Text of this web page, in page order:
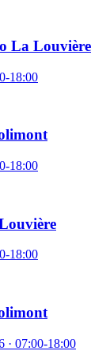
La Louvière
18:00
18:00
18:00
· 07:00-18:00